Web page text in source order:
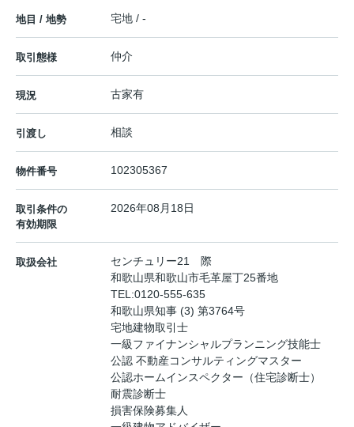
地目 / 地勢 宅地 / -
取引態様 仲介
現況 古家有
引渡し 相談
物件番号 102305367
取引条件の
有効期限
2026年08月18日
取扱会社
センチュリー21 際
和歌山県和歌山市毛革屋丁25番地
TEL:0120-555-635
和歌山県知事 (3) 第3764号
宅地建物取引士
一級ファイナンシャルプランニング技能士
公認 不動産コンサルティングマスター
公認ホームインスペクター（住宅診断士）
耐震診断士
損害保険募集人